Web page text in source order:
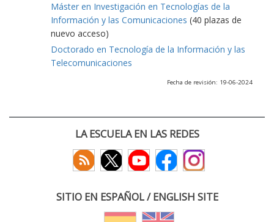
Máster en Investigación en Tecnologías de la
Información y las Comunicaciones (40 plazas de
nuevo acceso)
Doctorado en Tecnología de la Información y las
Telecomunicaciones
Fecha de revisión: 19-06-2024
LA ESCUELA EN LAS REDES
SITIO EN ESPAÑOL / ENGLISH SITE